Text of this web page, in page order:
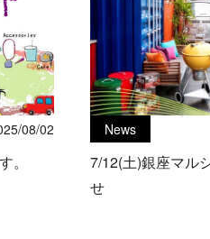
08/02
。
News
7/12(土)銀座マル
せ